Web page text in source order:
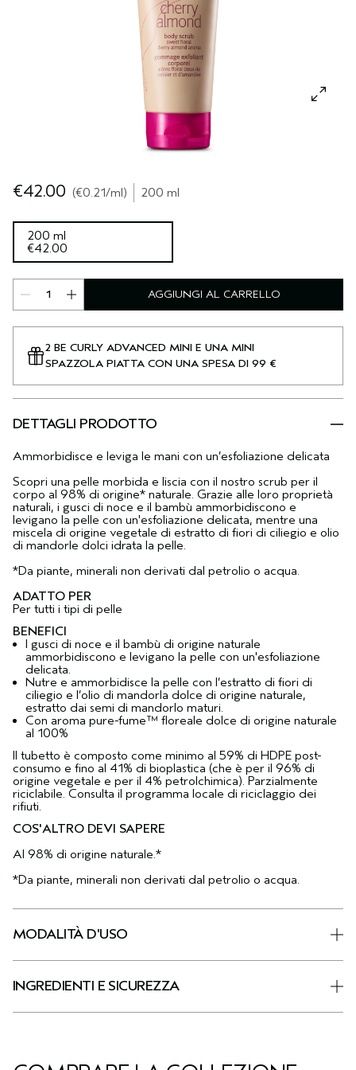
CUOIO CAPELLUTO SENSIBILE
TUTTE LE COLLEZIONI
€42.00 €0.21/ml 200 ml
200 ml
€42.00
AGGIUNGI AL CARRELLO
2 BE CURLY ADVANCED MINI E UNA MINI
SPAZZOLA PIATTA CON UNA SPESA DI 99 €
DETTAGLI PRODOTTO
Ammorbidisce e leviga le mani con un’esfoliazione delicata
Scopri una pelle morbida e liscia con il nostro scrub per il
corpo al 98% di origine* naturale. Grazie alle loro proprietà
naturali, i gusci di noce e il bambù ammorbidiscono e
levigano la pelle con un'esfoliazione delicata, mentre una
miscela di origine vegetale di estratto di fiori di ciliegio e olio
di mandorle dolci idrata la pelle.
*Da piante, minerali non derivati dal petrolio o acqua.
ADATTO PER
Per tutti i tipi di pelle
BENEFICI
I gusci di noce e il bambù di origine naturale
ammorbidiscono e levigano la pelle con un'esfoliazione
delicata.
Nutre e ammorbidisce la pelle con l’estratto di fiori di
ciliegio e l’olio di mandorla dolce di origine naturale,
estratto dai semi di mandorlo maturi.
Con aroma pure-fume™ floreale dolce di origine naturale
al 100%
Il tubetto è composto come minimo al 59% di HDPE post-
consumo e fino al 41% di bioplastica (che è per il 96% di
origine vegetale e per il 4% petrolchimica). Parzialmente
riciclabile. Consulta il programma locale di riciclaggio dei
rifiuti.
COS'ALTRO DEVI SAPERE
Al 98% di origine naturale.*
*Da piante, minerali non derivati dal petrolio o acqua.
MODALITÀ D'USO
INGREDIENTI E SICUREZZA